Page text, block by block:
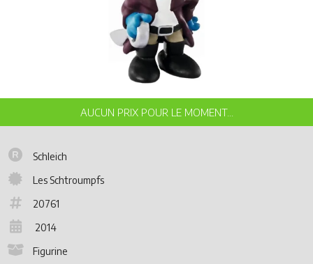
Schleich
Les Schtroumpfs
20761
2014
Figurine